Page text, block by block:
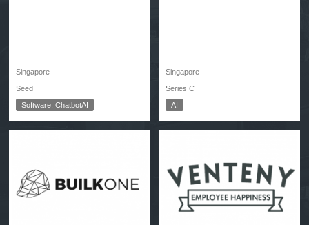
Singapore
Seed
Software, ChatbotAI
Singapore
Series C
AI